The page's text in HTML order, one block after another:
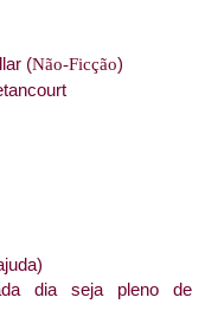
(Não-Ficção)
dia seja pleno de